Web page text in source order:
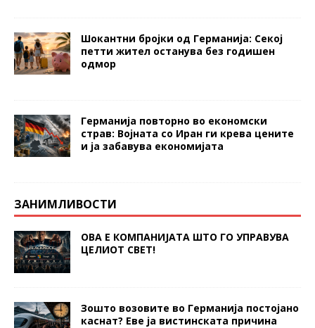
Шокантни бројки од Германија: Секој
петти жител останува без годишен
одмор
Германија повторно во економски
страв: Војната со Иран ги крева цените
и ја забавува економијата
ЗАНИМЛИВОСТИ
ОВА Е КОМПАНИЈАТА ШТО ГО УПРАВУВА
ЦЕЛИОТ СВЕТ!
Зошто возовите во Германија постојано
каснат? Еве ја вистинската причина